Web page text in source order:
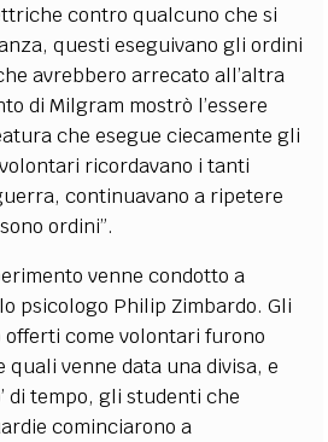
contro qualcuno che si
questi eseguivano gli ordini
avrebbero arrecato all’altra
di Milgram mostrò l’essere
che esegue ciecamente gli
ricordavano i tanti
continuavano a ripetere
ordini”.
venne condotto a
psicologo Philip Zimbardo. Gli
come volontari furono
venne data una divisa, e
di tempo, gli studenti che
cominciarono a